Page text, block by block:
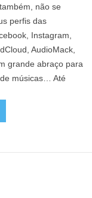
não se
perfis das
Instagram,
AudioMack,
grande abraço para
músicas… Até